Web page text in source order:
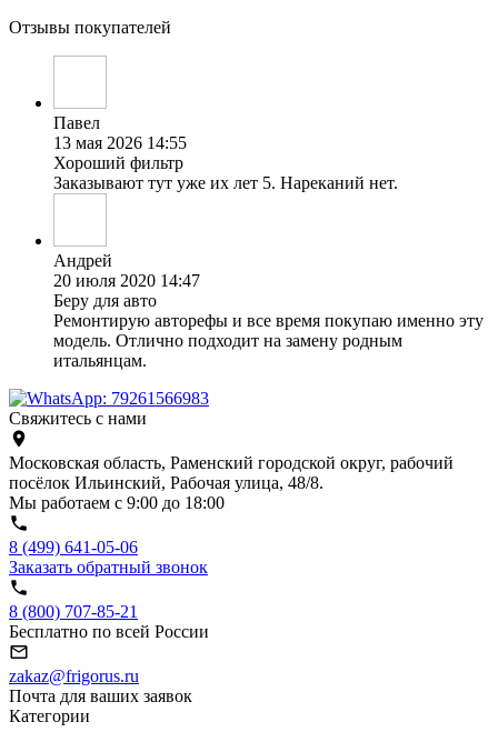
Отзывы покупателей
Павел
13 мая 2026 14:55
Хороший фильтр
Заказывают тут уже их лет 5. Нареканий нет.
Андрей
20 июля 2020 14:47
Беру для авто
Ремонтирую авторефы и все время покупаю именно эту
модель. Отлично подходит на замену родным
итальянцам.
Свяжитесь с нами
Московская область, Раменский городской округ, рабочий
посёлок Ильинский, Рабочая улица, 48/8.
Мы работаем с 9:00 до 18:00
8 (499) 641-05-06
Заказать обратный звонок
8 (800) 707-85-21
Бесплатно по всей России
zakaz@frigorus.ru
Почта для ваших заявок
Категории